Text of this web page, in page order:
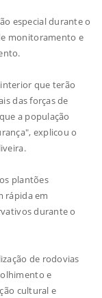
especial durante o
monitoramento e
que terão
das forças de
a população
explicou o
plantões
rápida em
durante o
de rodovias
e
cultural e